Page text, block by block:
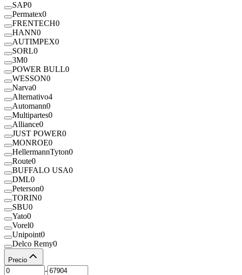
SAP0
Permatex0
FRENTECH0
HANN0
AUTIMPEX0
SORL0
3M0
POWER BULL0
WESSON0
Narva0
Alternativo4
Automann0
Multipartes0
Alliance0
JUST POWER0
MONROE0
HellermannTyton0
Route0
BUFFALO USA0
DML0
Peterson0
TORIN0
SBU0
Yato0
Vorel0
Unipoint0
Delco Remy0
Precio
-